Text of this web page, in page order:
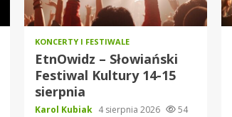
KONCERTY I FESTIWALE
EtnOwidz – Słowiański
Festiwal Kultury 14-15
sierpnia
Karol Kubiak 4 sierpnia 2026 54